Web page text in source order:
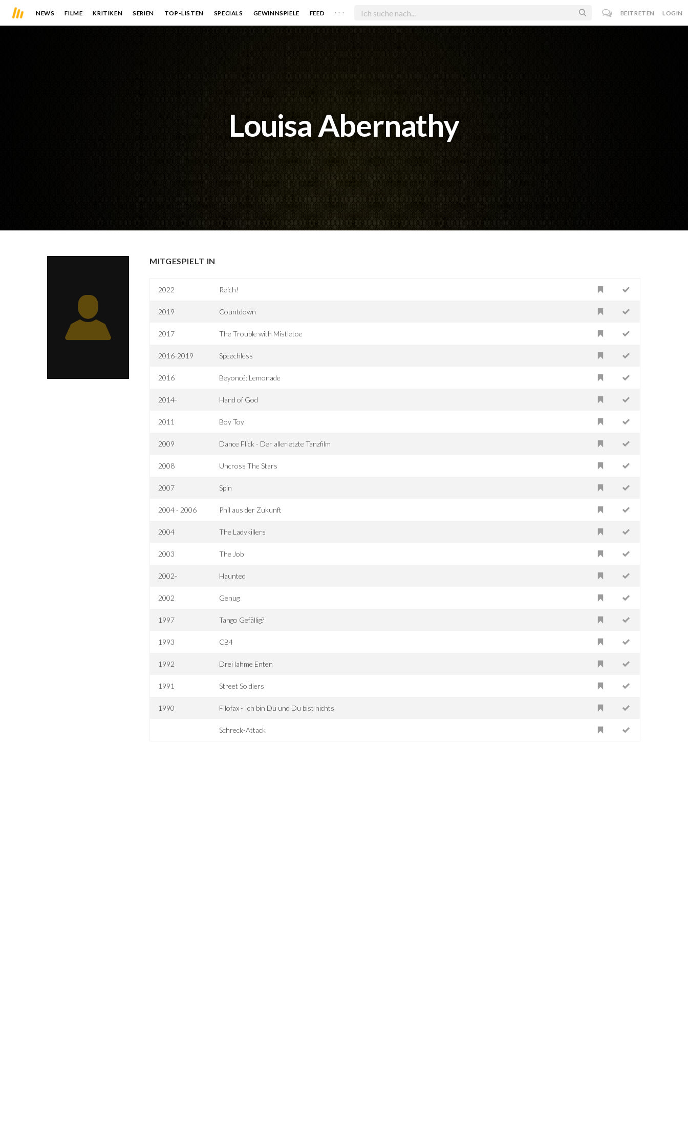
NEWS FILME KRITIKEN SERIEN TOP-LISTEN SPECIALS GEWINNSPIELE FEED . . . BEITRETEN LOGIN
Louisa Abernathy
MITGESPIELT IN
2022 Reich!
2019 Countdown
2017 The Trouble with Mistletoe
2016-2019 Speechless
2016 Beyoncé: Lemonade
2014- Hand of God
2011 Boy Toy
2009 Dance Flick - Der allerletzte Tanzfilm
2008 Uncross The Stars
2007 Spin
2004 - 2006 Phil aus der Zukunft
2004 The Ladykillers
2003 The Job
2002- Haunted
2002 Genug
1997 Tango Gefällig?
1993 CB4
1992 Drei lahme Enten
1991 Street Soldiers
1990 Filofax - Ich bin Du und Du bist nichts
Schreck-Attack